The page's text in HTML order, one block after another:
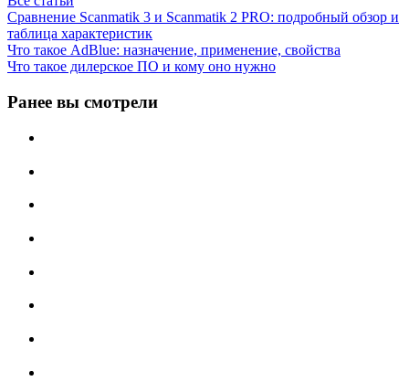
Сравнение Scanmatik 3 и Scanmatik 2 PRO: подробный обзор и
таблица характеристик
Что такое AdBlue: назначение, применение, свойства
Что такое дилерское ПО и кому оно нужно
Ранее вы смотрели